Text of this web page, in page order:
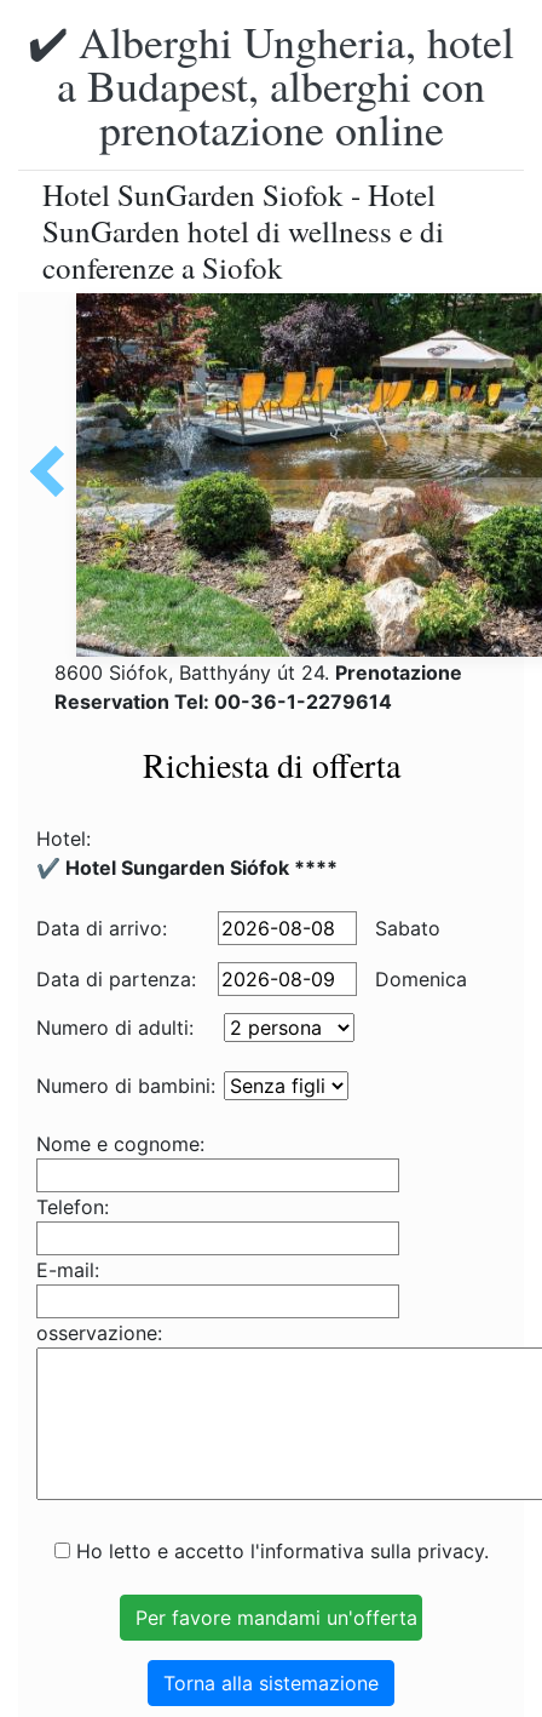
✔️ Alberghi Ungheria, hotel
a Budapest, alberghi con
prenotazione online
Hotel SunGarden Siofok - Hotel
SunGarden hotel di wellness e di
conferenze a Siofok
8600 Siófok, Batthyány út 24. Prenotazione
Reservation Tel: 00-36-1-2279614
Richiesta di offerta
Hotel:
✔️ Hotel Sungarden Siófok ****
Data di arrivo: Sabato
Data di partenza:
Domenica
Numero di adulti:
Numero di bambini:
Nome e cognome:
Telefon:
E-mail:
osservazione:
Ho letto e accetto l'informativa sulla privacy.
Torna alla sistemazione